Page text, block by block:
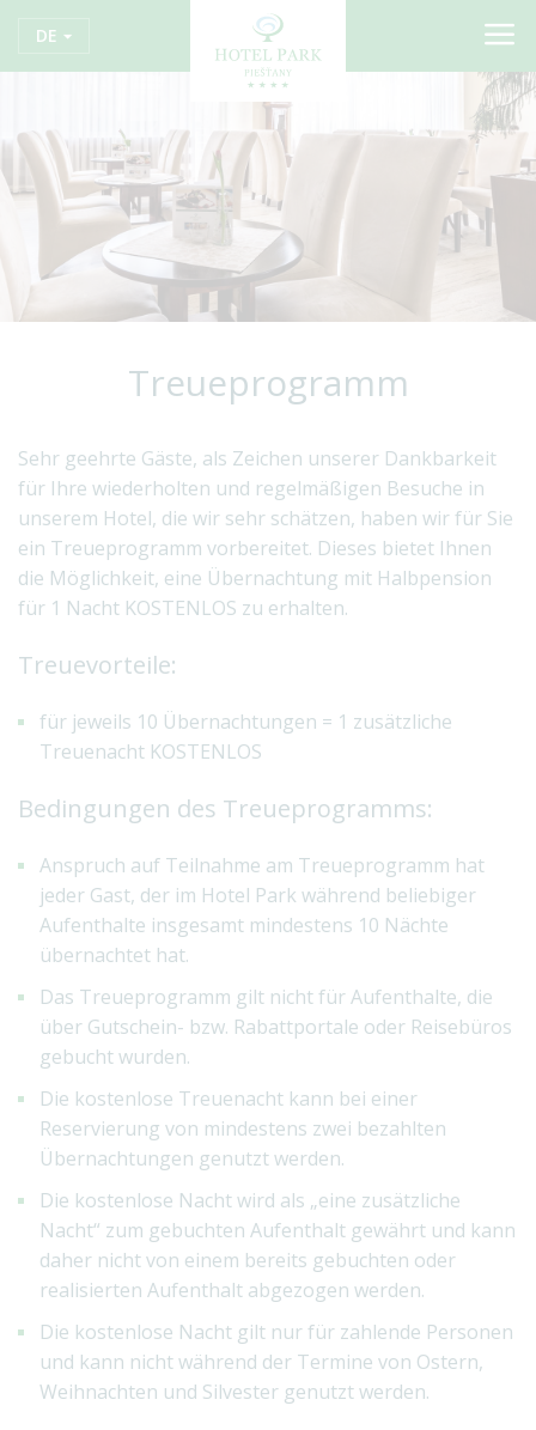
DE
Treueprogramm
Sehr geehrte Gäste, als Zeichen unserer Dankbarkeit
für Ihre wiederholten und regelmäßigen Besuche in
unserem Hotel, die wir sehr schätzen, haben wir für Sie
ein Treueprogramm vorbereitet. Dieses bietet Ihnen
die Möglichkeit, eine Übernachtung mit Halbpension
für 1 Nacht KOSTENLOS zu erhalten.
Treuevorteile:
für jeweils 10 Übernachtungen = 1 zusätzliche
Treuenacht KOSTENLOS
Bedingungen des Treueprogramms:
Anspruch auf Teilnahme am Treueprogramm hat
jeder Gast, der im Hotel Park während beliebiger
Aufenthalte insgesamt mindestens 10 Nächte
übernachtet hat.
Das Treueprogramm gilt nicht für Aufenthalte, die
über Gutschein- bzw. Rabattportale oder Reisebüros
gebucht wurden.
Die kostenlose Treuenacht kann bei einer
Reservierung von mindestens zwei bezahlten
Übernachtungen genutzt werden.
Die kostenlose Nacht wird als „eine zusätzliche
Nacht“ zum gebuchten Aufenthalt gewährt und kann
daher nicht von einem bereits gebuchten oder
realisierten Aufenthalt abgezogen werden.
Die kostenlose Nacht gilt nur für zahlende Personen
und kann nicht während der Termine von Ostern,
Weihnachten und Silvester genutzt werden.